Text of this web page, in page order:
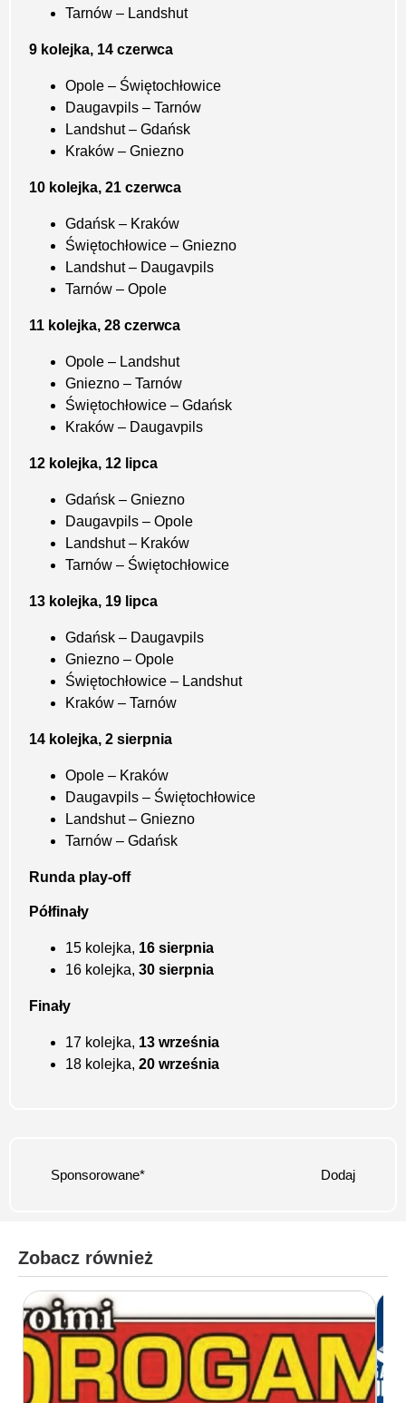
Tarnów – Landshut
9 kolejka, 14 czerwca
Opole – Świętochłowice
Daugavpils – Tarnów
Landshut – Gdańsk
Kraków – Gniezno
10 kolejka, 21 czerwca
Gdańsk – Kraków
Świętochłowice – Gniezno
Landshut – Daugavpils
Tarnów – Opole
11 kolejka, 28 czerwca
Opole – Landshut
Gniezno – Tarnów
Świętochłowice – Gdańsk
Kraków – Daugavpils
12 kolejka, 12 lipca
Gdańsk – Gniezno
Daugavpils – Opole
Landshut – Kraków
Tarnów – Świętochłowice
13 kolejka, 19 lipca
Gdańsk – Daugavpils
Gniezno – Opole
Świętochłowice – Landshut
Kraków – Tarnów
14 kolejka, 2 sierpnia
Opole – Kraków
Daugavpils – Świętochłowice
Landshut – Gniezno
Tarnów – Gdańsk
Runda play-off
Półfinały
15 kolejka, 16 sierpnia
16 kolejka, 30 sierpnia
Finały
17 kolejka, 13 września
18 kolejka, 20 września
Sponsorowane* Dodaj
Zobacz również